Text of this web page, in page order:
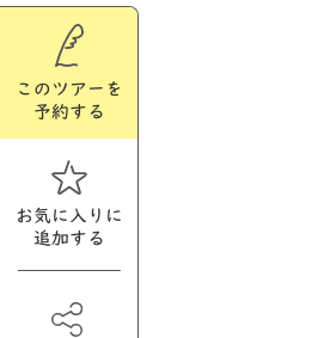
このツアーを
予約する
お気に入りに
追加する